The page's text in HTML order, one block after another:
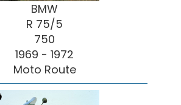
BMW
R 75/5
750
1969 - 1972
Moto Route